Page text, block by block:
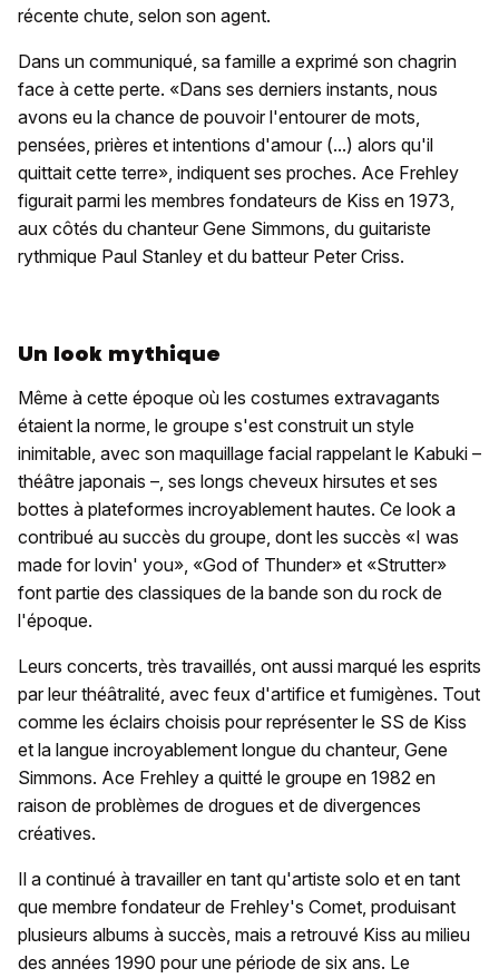
récente chute, selon son agent.
Dans un communiqué, sa famille a exprimé son chagrin
face à cette perte. «Dans ses derniers instants, nous
avons eu la chance de pouvoir l'entourer de mots,
pensées, prières et intentions d'amour (...) alors qu'il
quittait cette terre», indiquent ses proches. Ace Frehley
figurait parmi les membres fondateurs de Kiss en 1973,
aux côtés du chanteur Gene Simmons, du guitariste
rythmique Paul Stanley et du batteur Peter Criss.
Un look mythique
Même à cette époque où les costumes extravagants
étaient la norme, le groupe s'est construit un style
inimitable, avec son maquillage facial rappelant le Kabuki –
théâtre japonais –, ses longs cheveux hirsutes et ses
bottes à plateformes incroyablement hautes. Ce look a
contribué au succès du groupe, dont les succès «I was
made for lovin' you», «God of Thunder» et «Strutter»
font partie des classiques de la bande son du rock de
l'époque.
Leurs concerts, très travaillés, ont aussi marqué les esprits
par leur théâtralité, avec feux d'artifice et fumigènes. Tout
comme les éclairs choisis pour représenter le SS de Kiss
et la langue incroyablement longue du chanteur, Gene
Simmons. Ace Frehley a quitté le groupe en 1982 en
raison de problèmes de drogues et de divergences
créatives.
Il a continué à travailler en tant qu'artiste solo et en tant
que membre fondateur de Frehley's Comet, produisant
plusieurs albums à succès, mais a retrouvé Kiss au milieu
des années 1990 pour une période de six ans. Le